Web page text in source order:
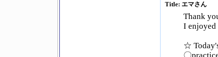
Title: エマさん
Thank
I enjoyed
☆